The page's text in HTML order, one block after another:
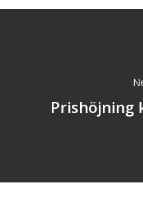
Prishöjning